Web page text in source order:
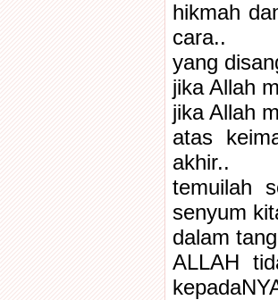
hikmah
cara..
yang
jika Allah
jika Allah
atas
akhir..
temuilah
senyum
dalam
ALLAH